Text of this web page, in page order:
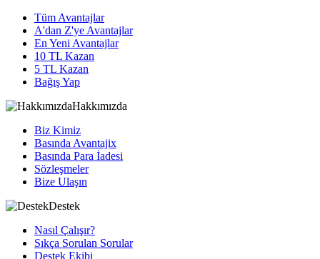
Tüm Avantajlar
A'dan Z'ye Avantajlar
En Yeni Avantajlar
10 TL Kazan
5 TL Kazan
Bağış Yap
Hakkımızda
Biz Kimiz
Basında Avantajix
Basında Para İadesi
Sözleşmeler
Bize Ulaşın
Destek
Nasıl Çalışır?
Sıkça Sorulan Sorular
Destek Ekibi